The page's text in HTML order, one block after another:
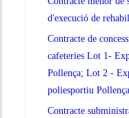
d'execució de
Contracte de
cafeteries Lot 1-
Pollença; Lot 2 -
poliesportiu Pollença
Contracte